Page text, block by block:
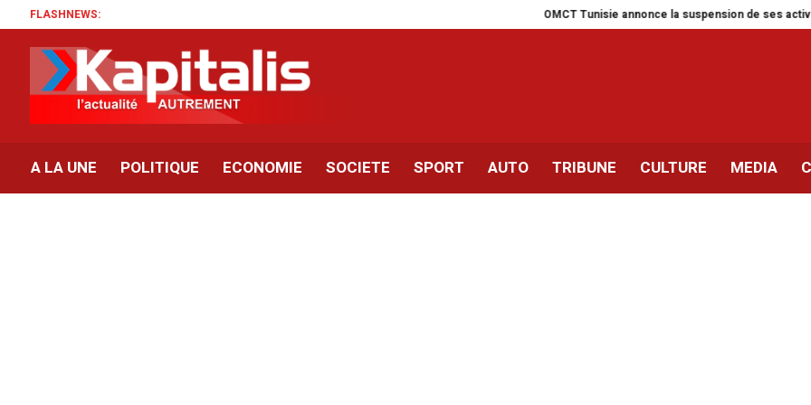
FLASHNEWS: OMCT Tunisie annonce la suspension de ses activités
A LA UNE POLITIQUE ECONOMIE SOCIETE SPORT AUTO TRIBUNE CULTURE MEDIA